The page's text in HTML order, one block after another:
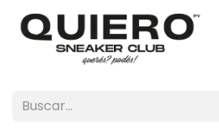
Ir al contenido